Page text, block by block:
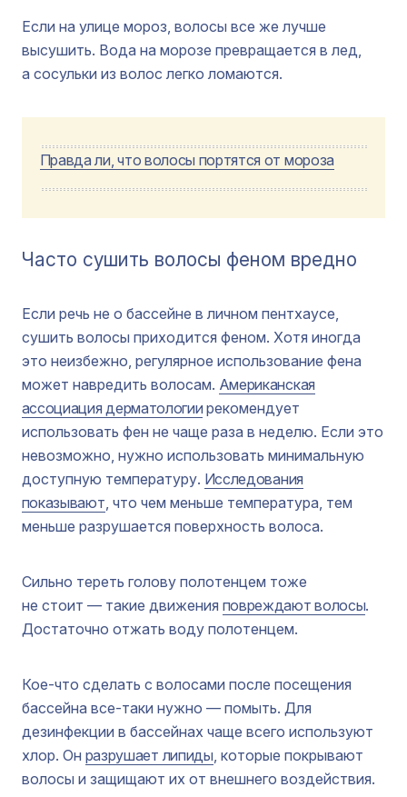
Если на улице мороз, волосы все же лучше
высушить. Вода на морозе превращается в лед,
а сосульки из волос легко ломаются.
Правда ли, что волосы портятся от мороза
Часто сушить волосы феном вредно
Если речь не о бассейне в личном пентхаусе,
сушить волосы приходится феном. Хотя иногда
это неизбежно, регулярное использование фена
может навредить волосам. Американская
ассоциация дерматологии рекомендует
использовать фен не чаще раза в неделю. Если это
невозможно, нужно использовать минимальную
доступную температуру. Исследования
показывают, что чем меньше температура, тем
меньше разрушается поверхность волоса.
Сильно тереть голову полотенцем тоже
не стоит — такие движения повреждают волосы.
Достаточно отжать воду полотенцем.
Кое-что сделать с волосами после посещения
бассейна все-таки нужно — помыть. Для
дезинфекции в бассейнах чаще всего используют
хлор. Он разрушает липиды, которые покрывают
волосы и защищают их от внешнего воздействия.